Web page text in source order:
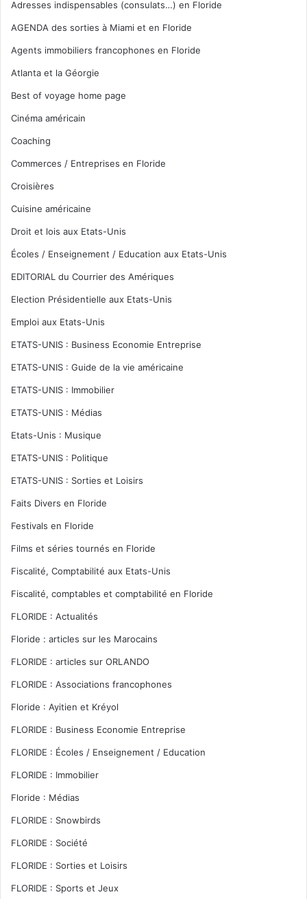
Adresses indispensables (consulats…) en Floride
AGENDA des sorties à Miami et en Floride
Agents immobiliers francophones en Floride
Atlanta et la Géorgie
Best of voyage home page
Cinéma américain
Coaching
Commerces / Entreprises en Floride
Croisières
Cuisine américaine
Droit et lois aux Etats-Unis
Écoles / Enseignement / Education aux Etats-Unis
EDITORIAL du Courrier des Amériques
Election Présidentielle aux Etats-Unis
Emploi aux Etats-Unis
ETATS-UNIS : Business Economie Entreprise
ETATS-UNIS : Guide de la vie américaine
ETATS-UNIS : Immobilier
ETATS-UNIS : Médias
Etats-Unis : Musique
ETATS-UNIS : Politique
ETATS-UNIS : Sorties et Loisirs
Faits Divers en Floride
Festivals en Floride
Films et séries tournés en Floride
Fiscalité, Comptabilité aux Etats-Unis
Fiscalité, comptables et comptabilité en Floride
FLORIDE : Actualités
Floride : articles sur les Marocains
FLORIDE : articles sur ORLANDO
FLORIDE : Associations francophones
Floride : Ayitien et Kréyol
FLORIDE : Business Economie Entreprise
FLORIDE : Écoles / Enseignement / Education
FLORIDE : Immobilier
Floride : Médias
FLORIDE : Snowbirds
FLORIDE : Société
FLORIDE : Sorties et Loisirs
FLORIDE : Sports et Jeux